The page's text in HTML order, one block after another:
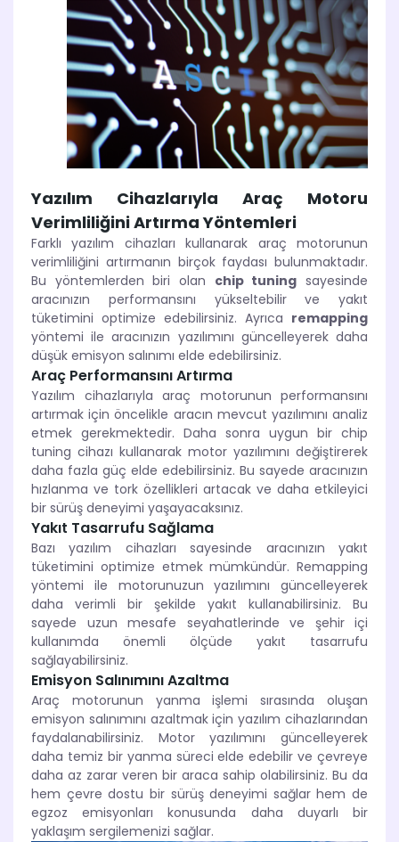
Yazılım Cihazlarıyla Araç Motoru
Verimliliğini Artırma Yöntemleri
Farklı yazılım cihazları kullanarak araç motorunun
verimliliğini artırmanın birçok faydası bulunmaktadır.
Bu yöntemlerden biri olan chip tuning sayesinde
aracınızın performansını yükseltebilir ve yakıt
tüketimini optimize edebilirsiniz. Ayrıca remapping
yöntemi ile aracınızın yazılımını güncelleyerek daha
düşük emisyon salınımı elde edebilirsiniz.
Araç Performansını Artırma
Yazılım cihazlarıyla araç motorunun performansını
artırmak için öncelikle aracın mevcut yazılımını analiz
etmek gerekmektedir. Daha sonra uygun bir chip
tuning cihazı kullanarak motor yazılımını değiştirerek
daha fazla güç elde edebilirsiniz. Bu sayede aracınızın
hızlanma ve tork özellikleri artacak ve daha etkileyici
bir sürüş deneyimi yaşayacaksınız.
Yakıt Tasarrufu Sağlama
Bazı yazılım cihazları sayesinde aracınızın yakıt
tüketimini optimize etmek mümkündür. Remapping
yöntemi ile motorunuzun yazılımını güncelleyerek
daha verimli bir şekilde yakıt kullanabilirsiniz. Bu
sayede uzun mesafe seyahatlerinde ve şehir içi
kullanımda önemli ölçüde yakıt tasarrufu
sağlayabilirsiniz.
Emisyon Salınımını Azaltma
Araç motorunun yanma işlemi sırasında oluşan
emisyon salınımını azaltmak için yazılım cihazlarından
faydalanabilirsiniz. Motor yazılımını güncelleyerek
daha temiz bir yanma süreci elde edebilir ve çevreye
daha az zarar veren bir araca sahip olabilirsiniz. Bu da
hem çevre dostu bir sürüş deneyimi sağlar hem de
egzoz emisyonları konusunda daha duyarlı bir
yaklaşım sergilemenizi sağlar.